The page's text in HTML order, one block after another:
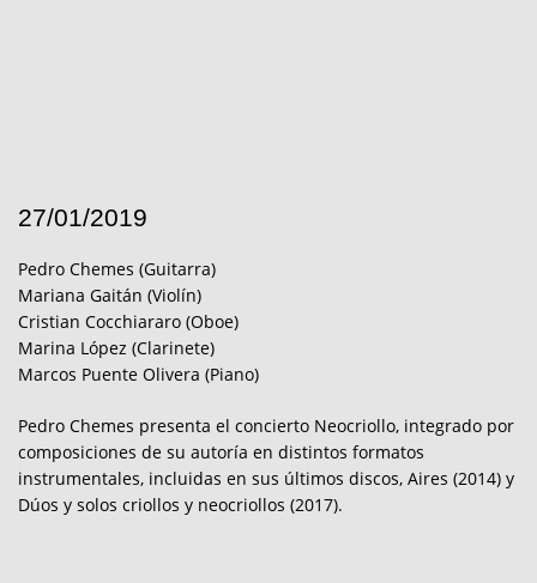
27/01/2019
Pedro Chemes (Guitarra)
Mariana Gaitán (Violín)
Cristian Cocchiararo (Oboe)
Marina López (Clarinete)
Marcos Puente Olivera (Piano)
Pedro Chemes presenta el concierto Neocriollo, integrado por
composiciones de su autoría en distintos formatos
instrumentales, incluidas en sus últimos discos, Aires (2014) y
Dúos y solos criollos y neocriollos (2017).